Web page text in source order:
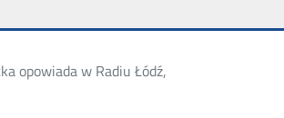
opowiada w Radiu Łódź,